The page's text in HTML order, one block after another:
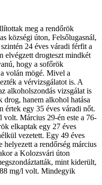
meg a rendőrök
községi úton, Felsőlugasnál,
24 éves váradi férfit a
elvégzett drogteszt mindkét
hogy a sofőrök
volán mögé. Mivel a
a vérvizsgálatot is. A
alkoholszondás vizsgálat is
hanem alkohol hatása
értek egy 35 éves váradi nőt.
Március 29-én este a 76-
elkaptak egy 27 éves
vezetett. Egy 49 éves
a rendőrség március
a Kolozsvári úton
mint kiderült,
mg/l volt. Mindegyik